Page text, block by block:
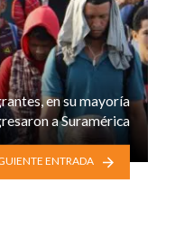
en su mayoría
a Suramérica
ENTRADA